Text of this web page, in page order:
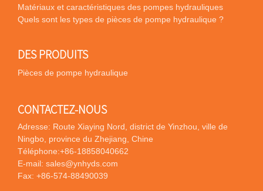
Matériaux et caractéristiques des pompes hydrauliques
Quels sont les types de pièces de pompe hydraulique ?
DES PRODUITS
Pièces de pompe hydraulique
CONTACTEZ-NOUS
Adresse: Route Xiaying Nord, district de Yinzhou, ville de
Ningbo, province du Zhejiang, Chine
Téléphone:+86-18858040662
E-mail: sales@ynhyds.com
Fax: +86-574-88490039